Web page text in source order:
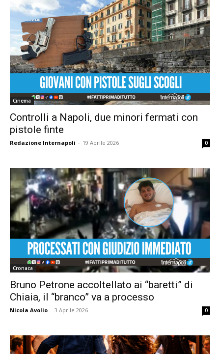
Cinema
Controlli a Napoli, due minori fermati con
pistole finte
Redazione Internapoli - 19 Aprile 2026 0
Cronaca
Bruno Petrone accoltellato ai “baretti” di
Chiaia, il “branco” va a processo
Nicola Avolio - 3 Aprile 2026 0